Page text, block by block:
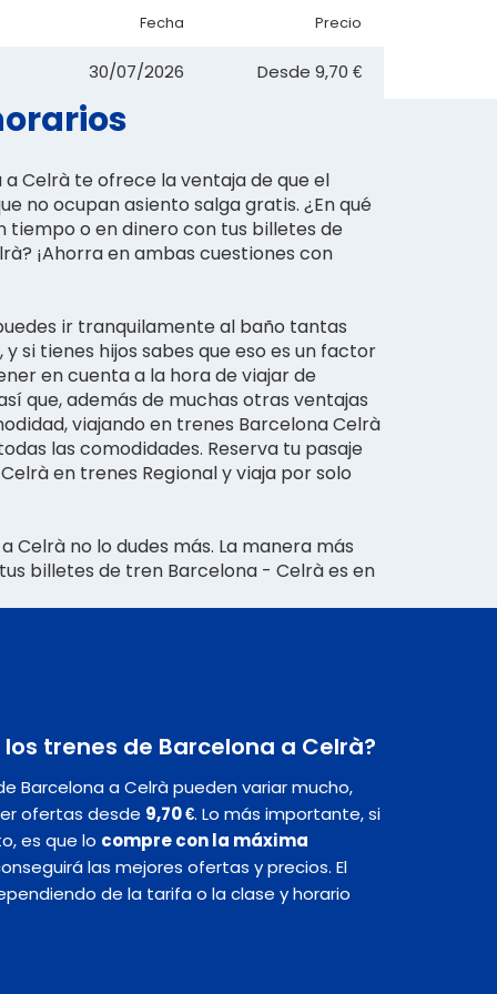
Fecha Precio
30/07/2026 Desde 9,70 €
a Celrà te ofrece la ventaja de que el
no ocupan asiento salga gratis. ¿En qué
tiempo o en dinero con tus billetes de
¡Ahorra en ambas cuestiones con
ir tranquilamente al baño tantas
si tienes hijos sabes que eso es un factor
en cuenta a la hora de viajar de
que, además de muchas otras ventajas
viajando en trenes Barcelona Celrà
las comodidades. Reserva tu pasaje
en trenes Regional y viaja por solo
Celrà no lo dudes más. La manera más
billetes de tren Barcelona - Celrà es en
trenes de Barcelona a Celrà?
Barcelona a Celrà pueden variar mucho,
ofertas desde 9,70 €. Lo más importante, si
es que lo compre con la máxima
las mejores ofertas y precios. El
de la tarifa o la clase y horario